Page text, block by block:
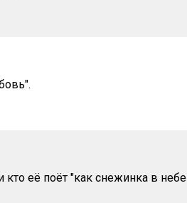
кто её поёт "как снежинка в небе